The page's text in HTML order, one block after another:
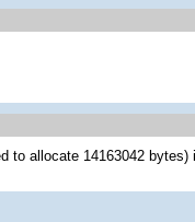
to allocate 14163042